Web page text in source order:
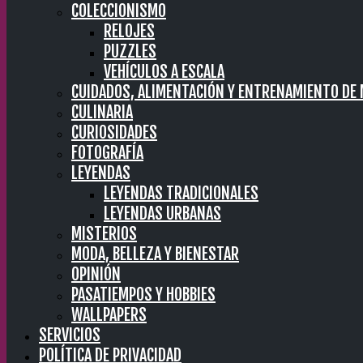
COLECCIONISMO
RELOJES
PUZZLES
VEHÍCULOS A ESCALA
CUIDADOS, ALIMENTACIÓN Y ENTRENAMIENTO DE
CULINARIA
CURIOSIDADES
FOTOGRAFÍA
LEYENDAS
LEYENDAS TRADICIONALES
LEYENDAS URBANAS
MISTERIOS
MODA, BELLEZA Y BIENESTAR
OPINIÓN
PASATIEMPOS Y HOBBIES
WALLPAPERS
SERVICIOS
POLÍTICA DE PRIVACIDAD